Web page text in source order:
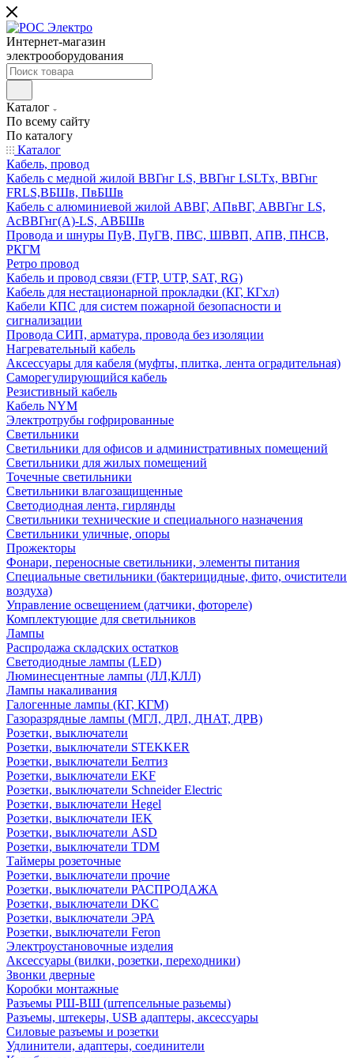
Интернет-магазин
электрооборудования
Каталог
По всему сайту
По каталогу
Каталог
Кабель, провод
Кабель с медной жилой ВВГнг LS, ВВГнг LSLTx, ВВГнг
FRLS,ВБШв, ПвБШв
Кабель с алюминиевой жилой АВВГ, АПвВГ, АВВГнг LS,
АсВВГнг(А)-LS, АВБШв
Провода и шнуры ПуВ, ПуГВ, ПВС, ШВВП, АПВ, ПНСВ,
РКГМ
Ретро провод
Кабель и провод связи (FTP, UTP, SAT, RG)
Кабель для нестационарной прокладки (КГ, КГхл)
Кабели КПС для систем пожарной безопасности и
сигнализации
Провода СИП, арматура, провода без изоляции
Нагревательный кабель
Аксессуары для кабеля (муфты, плитка, лента оградительная)
Саморегулирующийся кабель
Резистивный кабель
Кабель NYM
Электротрубы гофрированные
Светильники
Светильники для офисов и административных помещений
Светильники для жилых помещений
Точечные светильники
Светильники влагозащищенные
Светодиодная лента, гирлянды
Светильники технические и специального назначения
Светильники уличные, опоры
Прожекторы
Фонари, переносные светильники, элементы питания
Специальные светильники (бактерицидные, фито, очистители
воздуха)
Управление освещением (датчики, фотореле)
Комплектующие для светильников
Лампы
Распродажа складских остатков
Светодиодные лампы (LED)
Люминесцентные лампы (ЛЛ,КЛЛ)
Лампы накаливания
Галогенные лампы (КГ, КГМ)
Газоразрядные лампы (МГЛ, ДРЛ, ДНАТ, ДРВ)
Розетки, выключатели
Розетки, выключатели STEKKER
Розетки, выключатели Белтиз
Розетки, выключатели EKF
Розетки, выключатели Schneider Electric
Розетки, выключатели Hegel
Розетки, выключатели IEK
Розетки, выключатели ASD
Розетки, выключатели TDM
Таймеры розеточные
Розетки, выключатели прочие
Розетки, выключатели РАСПРОДАЖА
Розетки, выключатели DKC
Розетки, выключатели ЭРА
Розетки, выключатели Feron
Электроустановочные изделия
Аксессуары (вилки, розетки, переходники)
Звонки дверные
Коробки монтажные
Разъемы РШ-ВШ (штепсельные разьемы)
Разъемы, штекеры, USB адаптеры, аксессуары
Силовые разъемы и розетки
Удлинители, адаптеры, соединители